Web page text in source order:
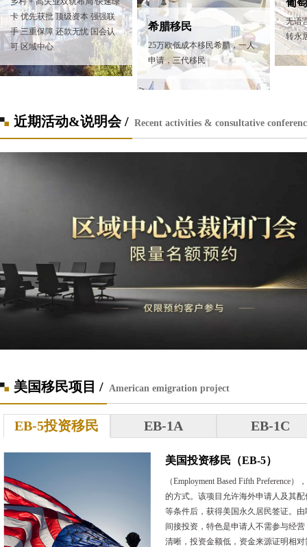
卡 优先获批 顶级资本 强强联
手 三重保障 还款无忧 国会认
可 区域中心
希腊移民
25万欧低成本移民希腊，一人
申请，三代移民
葡
无语
转永
近期活动&说明会 / Recent activities & consultative
美国移民项目 / American emigration project
EB-5投资移民 EB-1A EB-1C
美国投资移民（EB-5）
（Employment Based Fifth Preference
的方式。该项目允许海外申请人及其
等条件后，获得美国永久居民签证。由
间接投资，特色是申请人不需参与经
清晰，投资金额低，资金来源证明相